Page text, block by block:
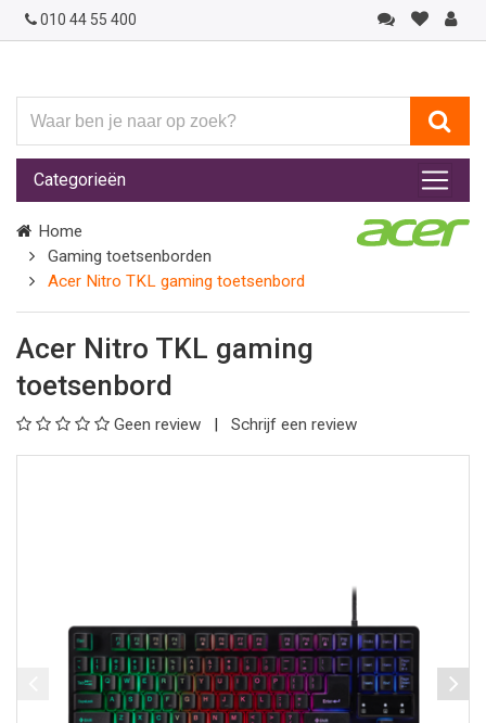
010 44 55 400
ben
je
naar
op
zoek?
Categorieën
Home
Gaming toetsenborden
Acer Nitro TKL gaming toetsenbord
Acer Nitro TKL gaming
toetsenbord
Geen review Schrijf een review